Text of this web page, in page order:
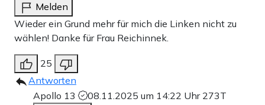
Melden
Wieder ein Grund mehr für mich die Linken nicht zu
wählen! Danke für Frau Reichinnek.
25
Antworten
Apollo 13
08.11.2025 um 14:22 Uhr 273T